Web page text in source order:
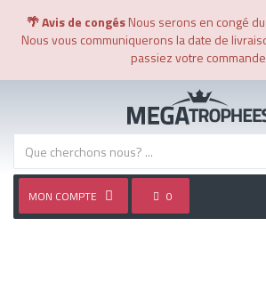
🌴 Avis de congésNous serons en congé
Nous vous communiquerons la date de
passiez votre
MON COMPTE 0